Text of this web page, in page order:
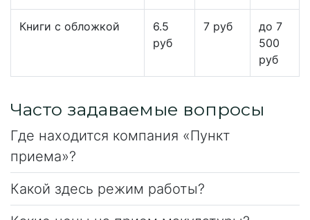
Книги с обложкой
6.5
руб
7 руб
до 7
500
руб
Часто задаваемые вопросы
Где находится компания «Пункт
приема»?
Какой здесь режим работы?